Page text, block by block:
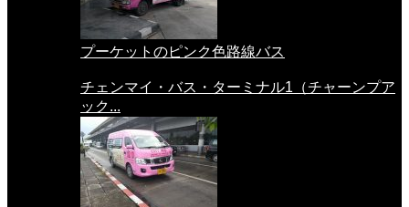
プーケットのピンク色路線バス
チェンマイ・バス・ターミナル1（チャーンプア
ック...